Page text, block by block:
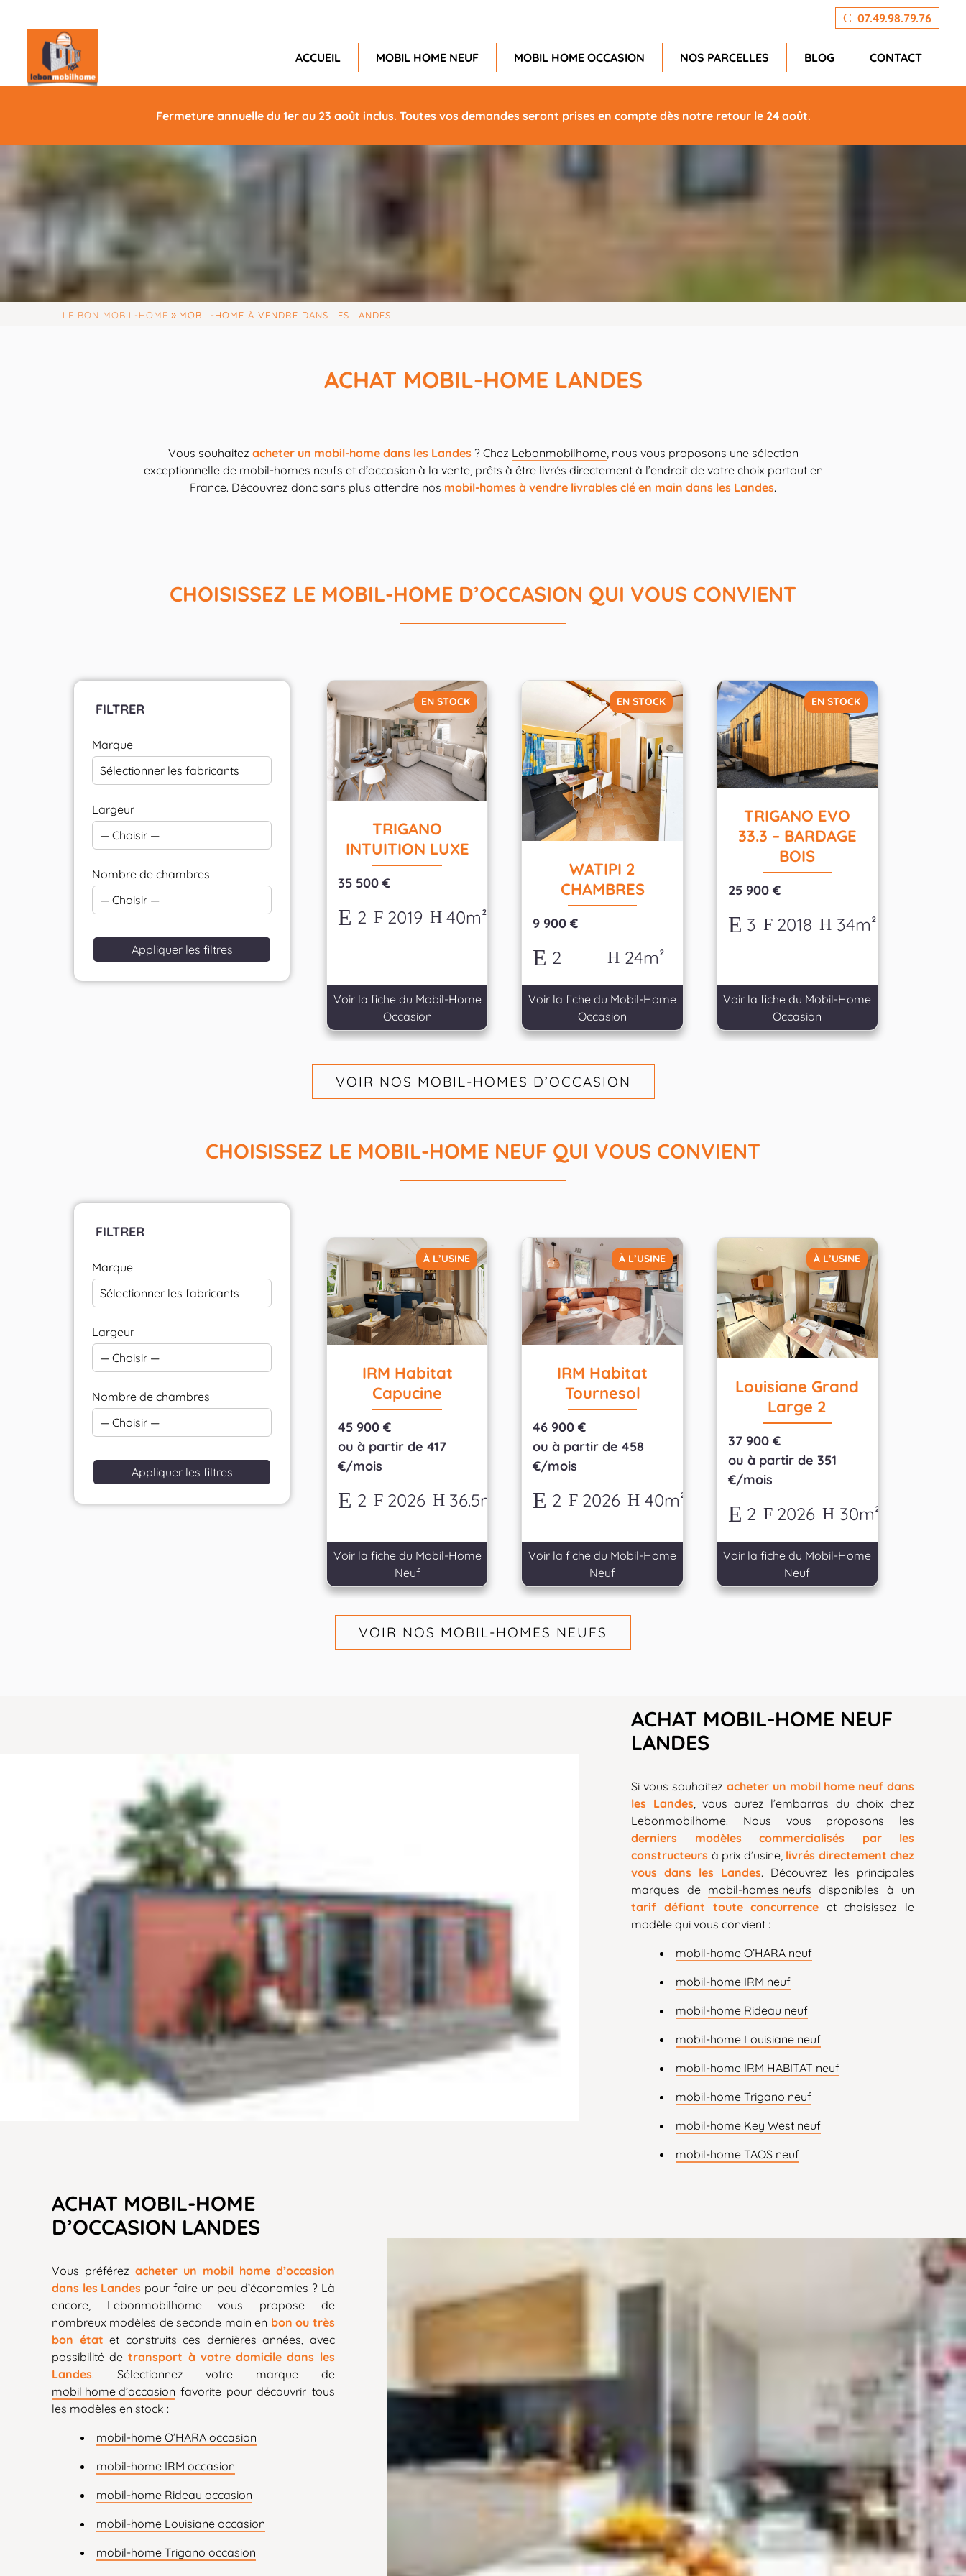
07.49.98.79.76
ACCUEIL MOBIL HOME NEUF MOBIL HOME OCCASION NOS PARCELLES BLOG CONTACT
Fermeture annuelle du 1er au 23 août inclus. Toutes vos demandes seront prises en compte dès notre retour le 24 août.
LE BON MOBIL-HOME » MOBIL-HOME À VENDRE DANS LES LANDES
ACHAT MOBIL-HOME LANDES
Vous souhaitez acheter un mobil-home dans les Landes? Chez Lebonmobilhome, nous vous proposons une sélection
exceptionnelle de mobil-homes neufs et d’occasion à la vente, prêts à être livrés directement à l’endroit de votre choix partout en
France. Découvrez donc sans plus attendre nos mobil-homes à vendre livrables clé en main dans les Landes.
CHOISISSEZ LE MOBIL-HOME D’OCCASION QUI VOUS CONVIENT
FILTRER
Marque
Sélectionner les fabricants
Largeur
— Choisir —
Nombre de chambres
— Choisir —
Appliquer les filtres
EN STOCK
TRIGANO
INTUITION LUXE
35 500 €
2 2019 40m²
Voir la fiche du Mobil-Home
Occasion
EN STOCK
WATIPI 2
CHAMBRES
9 900 €
2 24m²
Voir la fiche du Mobil-Home
Occasion
EN STOCK
TRIGANO EVO
33.3 – BARDAGE
BOIS
25 900 €
3 2018 34m²
Voir la fiche du Mobil-Home
Occasion
VOIR NOS MOBIL-HOMES D’OCCASION
CHOISISSEZ LE MOBIL-HOME NEUF QUI VOUS CONVIENT
FILTRER
Marque
Sélectionner les fabricants
Largeur
— Choisir —
Nombre de chambres
— Choisir —
Appliquer les filtres
À L’USINE
IRM Habitat
Capucine
45 900 €
ou à partir de 417
€/mois
2 2026 36.5m²
Voir la fiche du Mobil-Home
Neuf
À L’USINE
IRM Habitat
Tournesol
46 900 €
ou à partir de 458
€/mois
2 2026 40m²
Voir la fiche du Mobil-Home
Neuf
À L’USINE
Louisiane Grand
Large 2
37 900 €
ou à partir de 351
€/mois
2 2026 30m²
Voir la fiche du Mobil-Home
Neuf
VOIR NOS MOBIL-HOMES NEUFS
ACHAT MOBIL-HOME NEUF
LANDES
Si vous souhaitez acheter un mobil home neuf dans
les Landes, vous aurez l’embarras du choix chez
Lebonmobilhome. Nous vous proposons les
derniers modèles commercialisés par les
constructeurs à prix d’usine, livrés directement chez
vous dans les Landes. Découvrez les principales
marques de mobil-homes neufs disponibles à un
tarif défiant toute concurrence et choisissez le
modèle qui vous convient :
mobil-home O’HARA neuf
mobil-home IRM neuf
mobil-home Rideau neuf
mobil-home Louisiane neuf
mobil-home IRM HABITAT neuf
mobil-home Trigano neuf
mobil-home Key West neuf
mobil-home TAOS neuf
ACHAT MOBIL-HOME
D’OCCASION LANDES
Vous préférez acheter un mobil home d’occasion
dans les Landes pour faire un peu d’économies ? Là
encore, Lebonmobilhome vous propose de
nombreux modèles de seconde main en bon ou très
bon état et construits ces dernières années, avec
possibilité detransport à votre domicile dans les
Landes. Sélectionnez votre marque de
mobil home d’occasion favorite pour découvrir tous
les modèles en stock :
mobil-home O’HARA occasion
mobil-home IRM occasion
mobil-home Rideau occasion
mobil-home Louisiane occasion
mobil-home Trigano occasion